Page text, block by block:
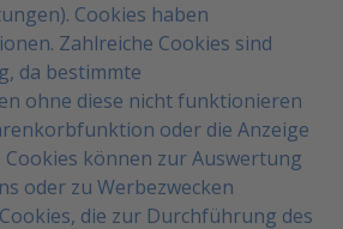
Cookies haben
Zahlreiche Cookies sind
da bestimmte
ohne diese nicht funktionieren
oder die Anzeige
Cookies können zur Auswertung
oder zu Werbezwecken
Cookies, die zur Durchführung des